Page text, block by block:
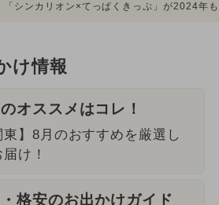
「シンカリオン×てっぱくきっぷ」が2024
け情報
オススメはコレ！
東】8月のおすすめを厳選し
け！
格安のお出かけガイド